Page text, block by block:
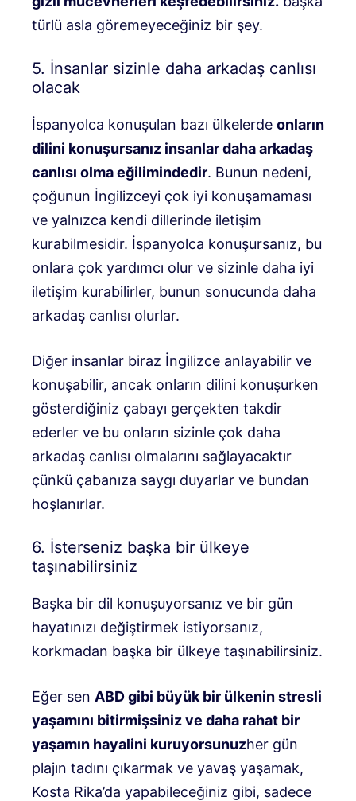
türlü asla göremeyeceğiniz bir şey.
5. İnsanlar sizinle daha arkadaş canlısı
olacak
İspanyolca konuşulan bazı ülkelerde onların
dilini konuşursanız insanlar daha arkadaş
canlısı olma eğilimindedir. Bunun nedeni,
çoğunun İngilizceyi çok iyi konuşamaması
ve yalnızca kendi dillerinde iletişim
kurabilmesidir. İspanyolca konuşursanız, bu
onlara çok yardımcı olur ve sizinle daha iyi
iletişim kurabilirler, bunun sonucunda daha
arkadaş canlısı olurlar.
Diğer insanlar biraz İngilizce anlayabilir ve
konuşabilir, ancak onların dilini konuşurken
gösterdiğiniz çabayı gerçekten takdir
ederler ve bu onların sizinle çok daha
arkadaş canlısı olmalarını sağlayacaktır
çünkü çabanıza saygı duyarlar ve bundan
hoşlanırlar.
6. İsterseniz başka bir ülkeye
taşınabilirsiniz
Başka bir dil konuşuyorsanız ve bir gün
hayatınızı değiştirmek istiyorsanız,
korkmadan başka bir ülkeye taşınabilirsiniz.
Eğer sen ABD gibi büyük bir ülkenin stresli
yaşamını bitirmişsiniz ve daha rahat bir
yaşamın hayalini kuruyorsunuzher gün
plajın tadını çıkarmak ve yavaş yaşamak,
Kosta Rika’da yapabileceğiniz gibi, sadece